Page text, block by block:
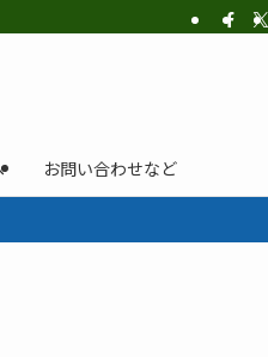
お問い合わせなど